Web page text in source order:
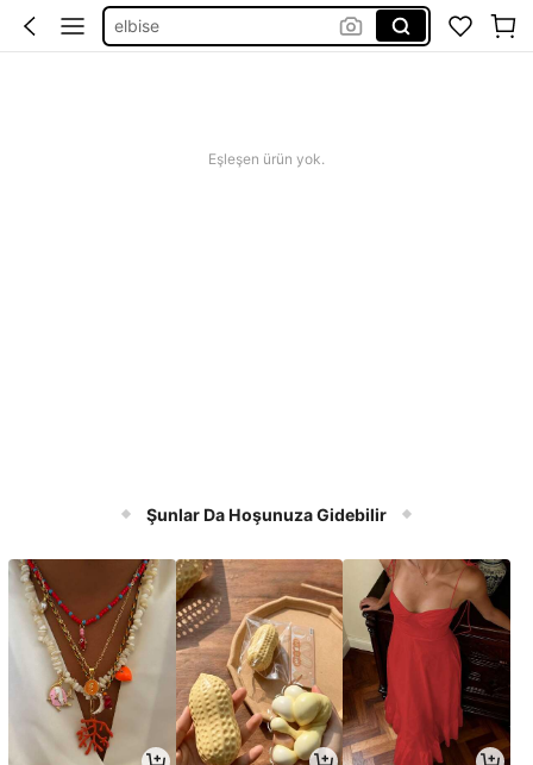
squihy
Eşleşen ürün yok.
Şunlar Da Hoşunuza Gidebilir